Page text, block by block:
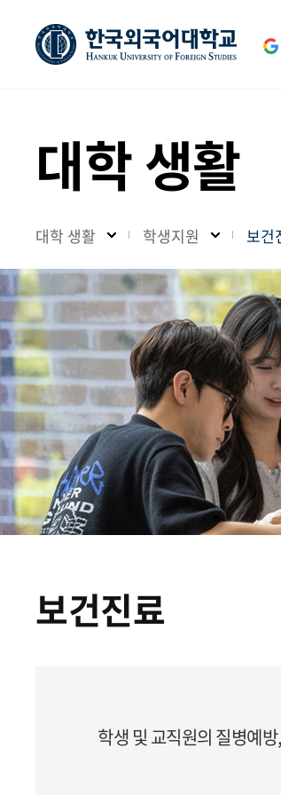
대학 생활
대학 생활 학생지원 보건
보건진료
학생 및 교직원의 질병예